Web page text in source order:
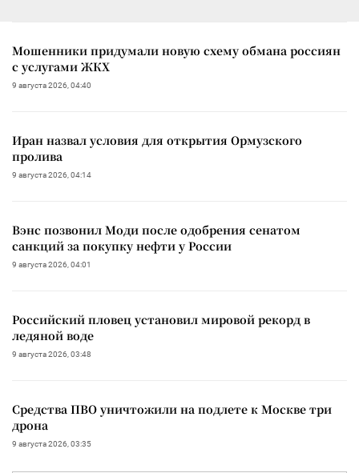
Мошенники придумали новую схему обмана россиян
с услугами ЖКХ
9 августа 2026, 04:40
Иран назвал условия для открытия Ормузского
пролива
9 августа 2026, 04:14
Вэнс позвонил Моди после одобрения сенатом
санкций за покупку нефти у России
9 августа 2026, 04:01
Российский пловец установил мировой рекорд в
ледяной воде
9 августа 2026, 03:48
Средства ПВО уничтожили на подлете к Москве три
дрона
9 августа 2026, 03:35